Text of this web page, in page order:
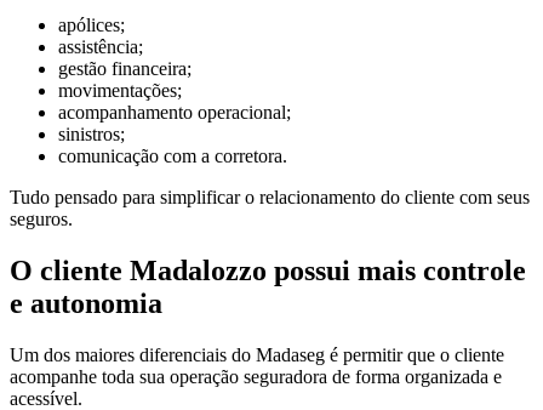
apólices;
assistência;
gestão financeira;
movimentações;
acompanhamento operacional;
sinistros;
comunicação com a corretora.
Tudo pensado para simplificar o relacionamento do cliente com seus
seguros.
O cliente Madalozzo possui mais controle
e autonomia
Um dos maiores diferenciais do Madaseg é permitir que o cliente
acompanhe toda sua operação seguradora de forma organizada e
acessível.